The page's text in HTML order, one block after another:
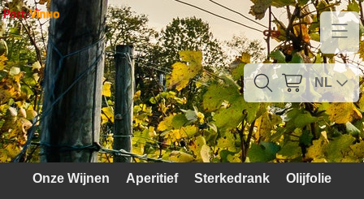
Home
Contact
Mijn account
Verzendkosten
NL
Onze Wijnen Aperitief Sterkedrank Olijfolie